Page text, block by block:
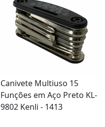
Canivete Multiuso 15
Funções em Aço Preto KL-
9802 Kenli - 1413